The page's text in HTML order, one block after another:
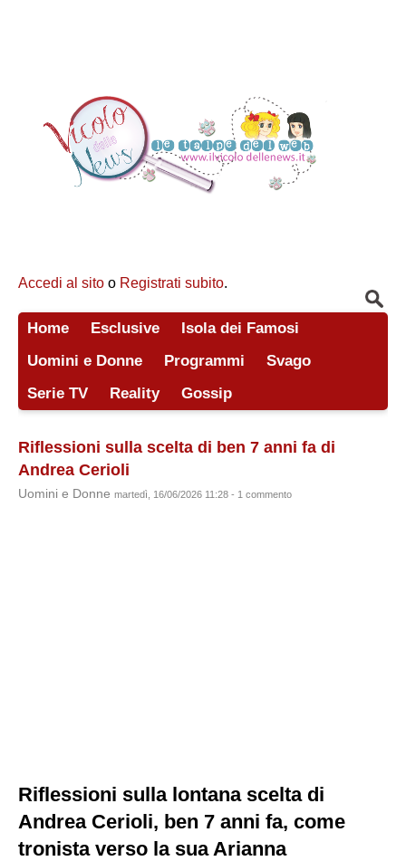
Accedi al sito o Registrati subito.
Home Esclusive
Isola dei Famosi
Uomini e Donne
Programmi
Svago
Serie TV
Reality Gossip
Riflessioni sulla scelta di ben 7 anni fa di
Andrea Cerioli
Uomini e Donne martedì, 16/06/2026 11:28 - 1 commento
Riflessioni sulla lontana scelta di
Andrea Cerioli, ben 7 anni fa, come
tronista verso la sua Arianna